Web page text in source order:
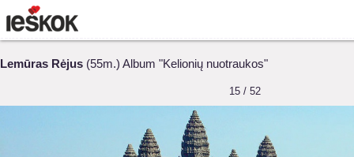
Lemūras Rėjus (55m.) Album "Kelionių nuotraukos"
15 / 52